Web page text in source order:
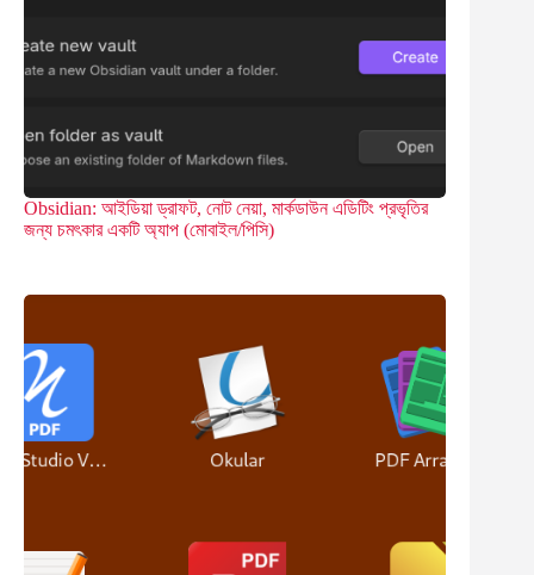
Obsidian: আইডিয়া ড্রাফট, নোট নেয়া, মার্কডাউন এডিটিং প্রভৃতির
জন্য চমৎকার একটি অ্যাপ (মোবাইল/পিসি)